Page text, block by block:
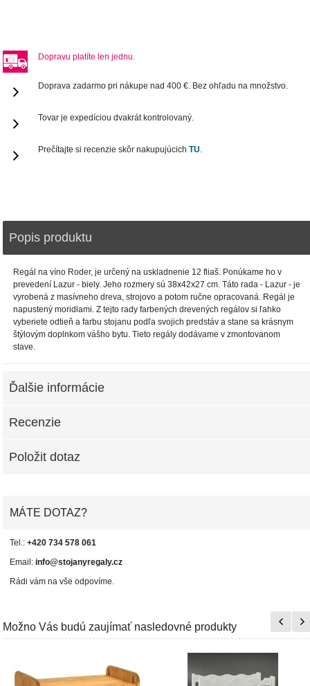
Dopravu platíte len jednu.
Doprava zadarmo pri nákupe nad 400 €. Bez ohľadu na množstvo.
Tovar je expedíciou dvakrát kontrolovaný.
Prečítajte si recenzie skôr nakupujúcichTU.
Popis produktu
Regál na víno ​​Roder, je určený na uskladnenie 12 fliaš. Ponúkame ho v
prevedení Lazur - biely. Jeho rozmery sú 38x42x27 cm. Táto rada - Lazur - je
vyrobená z masívneho dreva, strojovo a potom ručne opracovaná. Regál je
napustený moridlami. Z tejto rady farbených drevených regálov si ľahko
vyberiete odtieň a farbu stojanu podľa svojich predstáv a stane sa krásnym
štýlovým doplnkom vášho bytu. Tieto regály dodávame v zmontovanom
stave.
Ďalšie informácie
Recenzie
Položit dotaz
MÁTE DOTAZ?
Tel.:+420 734 578 061
Email:info@stojanyregaly.cz
Rádi vám na vše odpovíme.
Možno Vás budú zaujímať nasledovné produkty